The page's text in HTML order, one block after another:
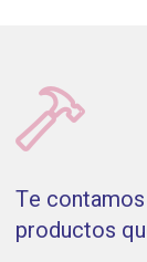
Te
productos